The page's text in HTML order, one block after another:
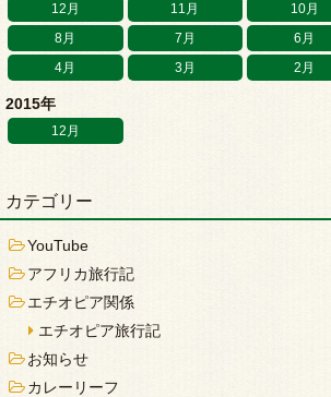
12月 11月 10月
8月
7月 6月
4月
3月 2月
2015年
12月
カテゴリー
YouTube
アフリカ旅行記
エチオピア関係
エチオピア旅行記
お知らせ
カレーリーフ